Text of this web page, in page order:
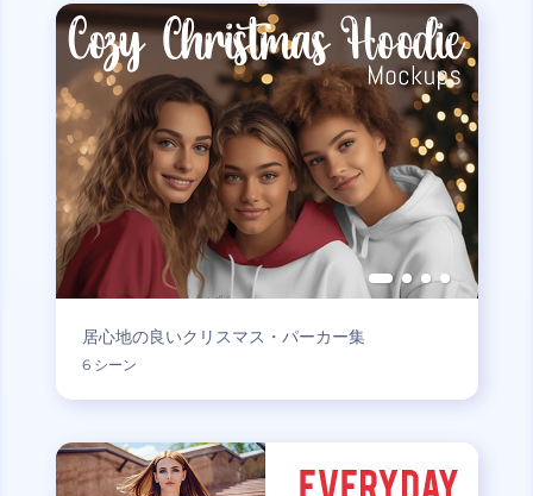
居心地の良いクリスマス・パーカー集
6 シーン